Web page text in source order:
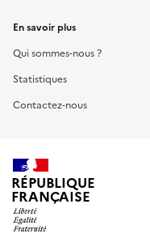
En savoir plus
Qui sommes-nous ?
Statistiques
Contactez-nous
RÉPUBLIQUE
FRANÇAISE